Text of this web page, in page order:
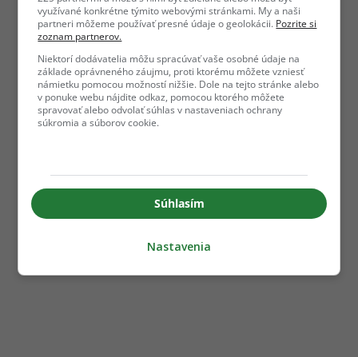
využívané konkrétne týmito webovými stránkami. My a naši
partneri môžeme používať presné údaje o geolokácii. Pozrite si
zoznam partnerov.
Niektorí dodávatelia môžu spracúvať vaše osobné údaje na
základe oprávneného záujmu, proti ktorému môžete vzniesť
námietku pomocou možností nižšie. Dole na tejto stránke alebo
v ponuke webu nájdite odkaz, pomocou ktorého môžete
spravovať alebo odvolať súhlas v nastaveniach ochrany
súkromia a súborov cookie.
Súhlasím
Nastavenia